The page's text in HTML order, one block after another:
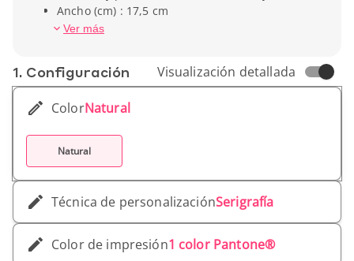
Ancho (cm) : 17,5 cm
Profundidad (cm) : 25,5 cm
Ver más
1. Conf­iguración Visualización detallada
ColorNatural
Natural
Técnica de personalizaciónSerigrafía
Color de impresión1 color Pantone®